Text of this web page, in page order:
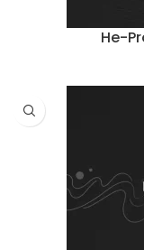
He-